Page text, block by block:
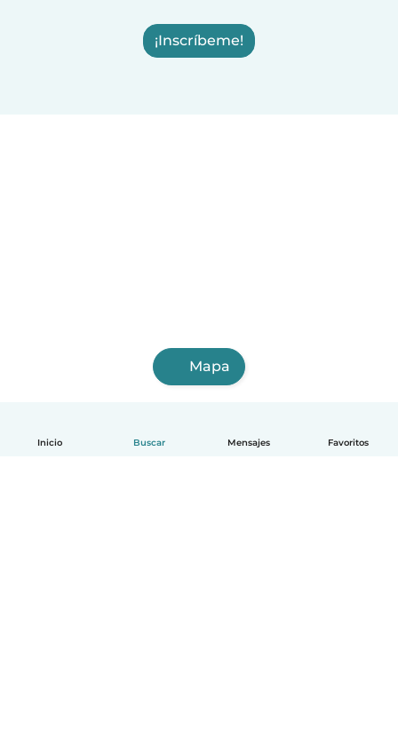
Inicio Buscar Mensajes Favoritos
¡Inscríbeme!
Mapa